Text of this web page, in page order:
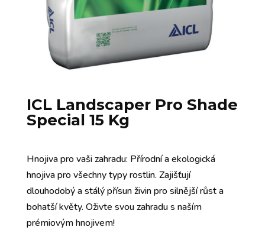
ICL Landscaper Pro Shade
Special 15 Kg
Hnojiva pro vaši zahradu: Přírodní a ekologická
hnojiva pro všechny typy rostlin. Zajišťují
dlouhodobý a stálý přísun živin pro silnější růst a
bohatší květy. Oživte svou zahradu s naším
prémiovým hnojivem!